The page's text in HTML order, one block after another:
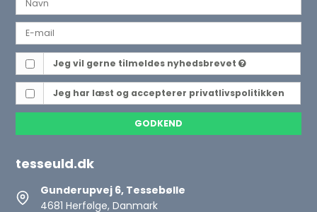
Jeg vil gerne tilmeldes nyhedsbrevet
Jeg har læst og accepterer privatlivspolitikken
GODKEND
tesseuld.dk
Gunderupvej 6, Tessebølle
4681 Herfølge, Danmark